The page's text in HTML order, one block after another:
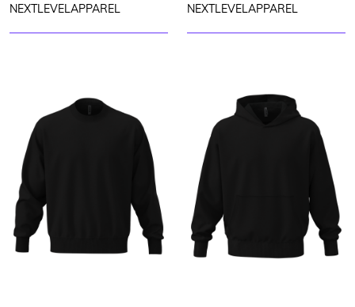
NEXTLEVELAPPAREL NEXTLEVELAPPAREL